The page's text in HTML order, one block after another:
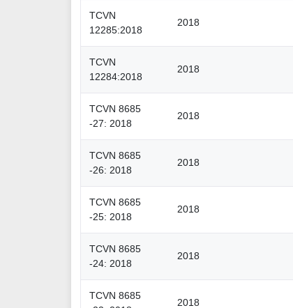
TCVN
12285:2018
2018
TCVN
12284:2018
2018
TCVN 8685
-27: 2018
2018
TCVN 8685
-26: 2018
2018
TCVN 8685
-25: 2018
2018
TCVN 8685
-24: 2018
2018
TCVN 8685
2018